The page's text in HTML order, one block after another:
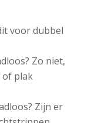
voor dubbel
Zo niet,
of plak
Zijn er